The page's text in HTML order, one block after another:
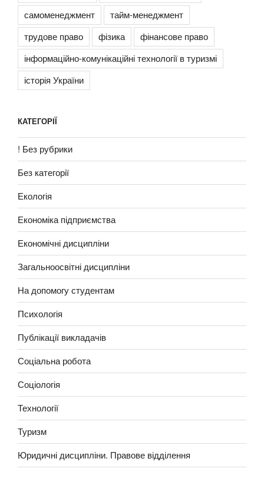
самоменеджмент
тайм-менеджмент
трудове право
фізика
фінансове право
інформаційно-комунікаційні технології в туризмі
історія України
КАТЕГОРІЇ
! Без рубрики
Без категорії
Екологія
Економіка підприємства
Економічні дисципліни
Загальноосвітні дисципліни
На допомогу студентам
Психологія
Публікації викладачів
Соціальна робота
Соціологія
Технології
Туризм
Юридичні дисципліни. Правове відділення